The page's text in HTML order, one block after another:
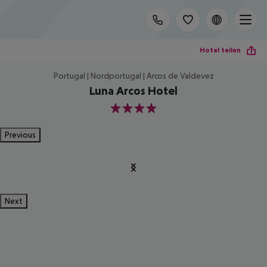
Hotel teilen
Portugal | Nordportugal | Arcos de Valdevez
Luna Arcos Hotel
4
Previous
Next